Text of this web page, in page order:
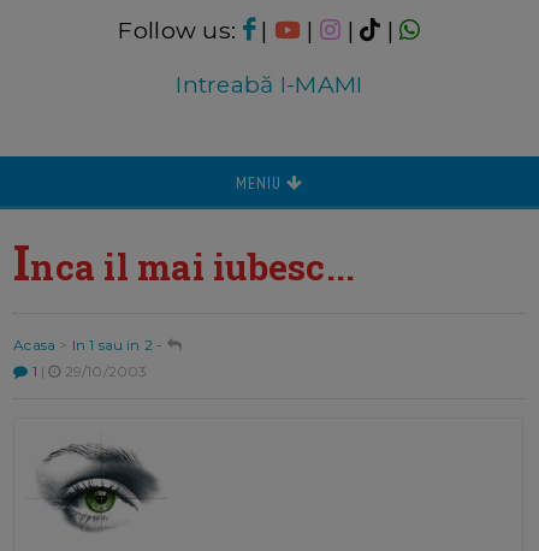
Follow us: | | |
|
Intreabă I-MAMI
MENIU
Inca il mai iubesc...
Acasa > In 1 sau in 2 -
1 | 29/10/2003